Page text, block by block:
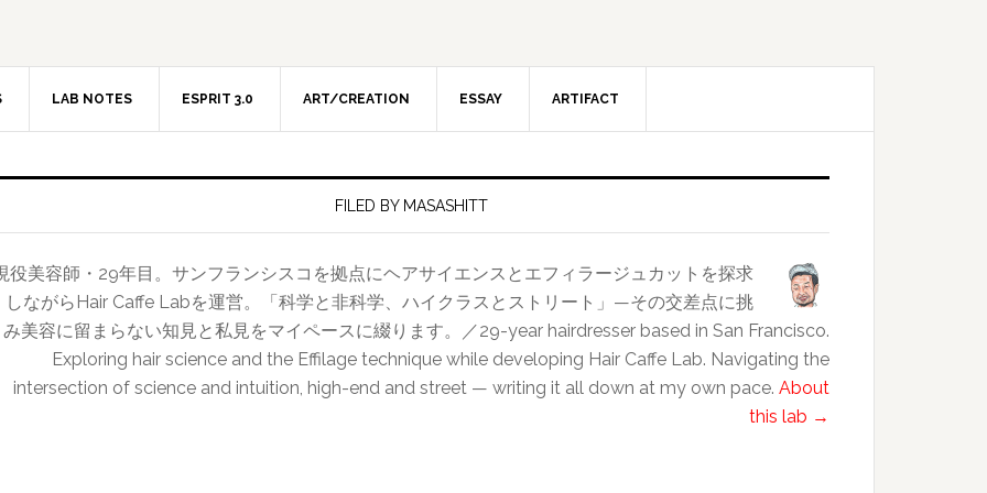
LAB NOTES ESPRIT 3.0 ART/CREATION ESSAY ARTIFACT
FILED BY MASASHITT
役美容師・29年目。サンフランシスコを拠点にヘアサイエンスとエフィラージュカットを探求
しながらHair Caffe Labを運営。「科学と非科学、ハイクラスとストリート」—その交差点に挑
み美容に留まらない知見と私見をマイペースに綴ります。／29-year hairdresser based in San Francisco.
Exploring hair science and the Effilage technique while developing Hair Caffe Lab. Navigating the
intersection of science and intuition, high-end and street — writing it all down at my own pace. About
this lab →